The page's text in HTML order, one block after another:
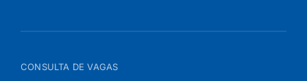
CONSULTA DE VAGAS